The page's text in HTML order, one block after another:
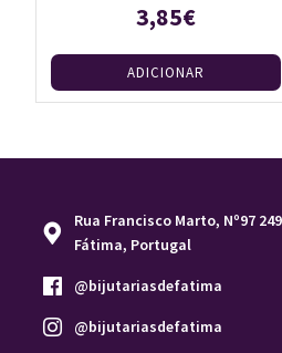
3,85€
ADICIONAR
Rua Francisco Marto, Nº97
Fátima, Portugal
@bijutariasdefatima
@bijutariasdefatima